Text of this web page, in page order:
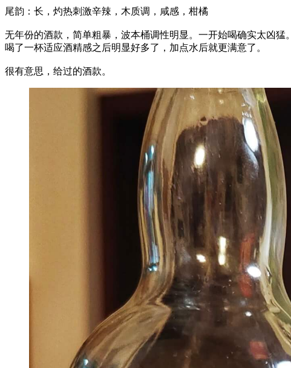
尾韵：长，灼热刺激辛辣，木质调，咸感，柑橘
无年份的酒款，简单粗暴，波本桶调性明显。一开始喝确实太凶猛。
喝了一杯适应酒精感之后明显好多了，加点水后就更满意了。
很有意思，给过的酒款。